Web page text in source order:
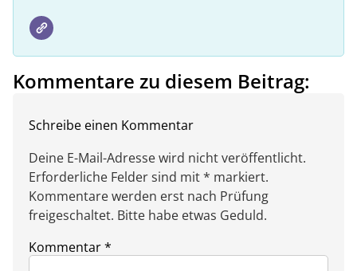
Kommentare zu diesem Beitrag:
Schreibe einen Kommentar
Deine E-Mail-Adresse wird nicht veröffentlicht.
Erforderliche Felder sind mit * markiert.
Kommentare werden erst nach Prüfung
freigeschaltet. Bitte habe etwas Geduld.
Kommentar*